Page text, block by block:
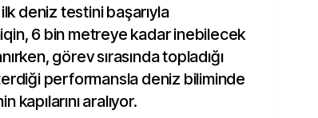
ilk deniz testini başarıyla
6 bin metreye kadar inebilecek
görev sırasında topladığı
performansla deniz biliminde
kapılarını aralıyor.